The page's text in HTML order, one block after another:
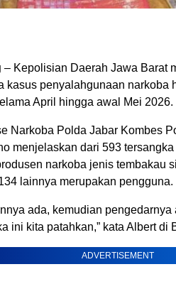
– Kepolisian Daerah Jawa Barat
kasus penyalahgunaan narkoba
April hingga awal Mei 2026.
Narkoba Polda Jabar Kombes
menjelaskan dari 593
narkoba jenis tembakau
lainnya merupakan pengguna.
ada, kemudian pengedarnya
ini kita patahkan,” kata Albert di
ADVERTISEMENT